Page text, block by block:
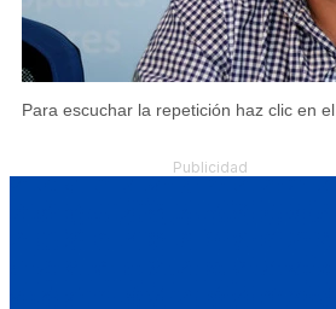
Para escuchar la repetición haz clic en el
Publicidad